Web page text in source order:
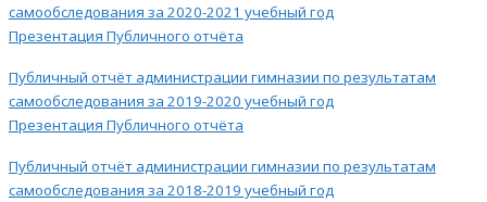
самообследования за 2020-2021 учебный год
Презентация Публичного отчёта
Публичный отчёт администрации гимназии по результатам
самообследования за 2019-2020 учебный год
Презентация Публичного отчёта
Публичный отчёт администрации гимназии по результатам
самообследования за 2018-2019 учебный год